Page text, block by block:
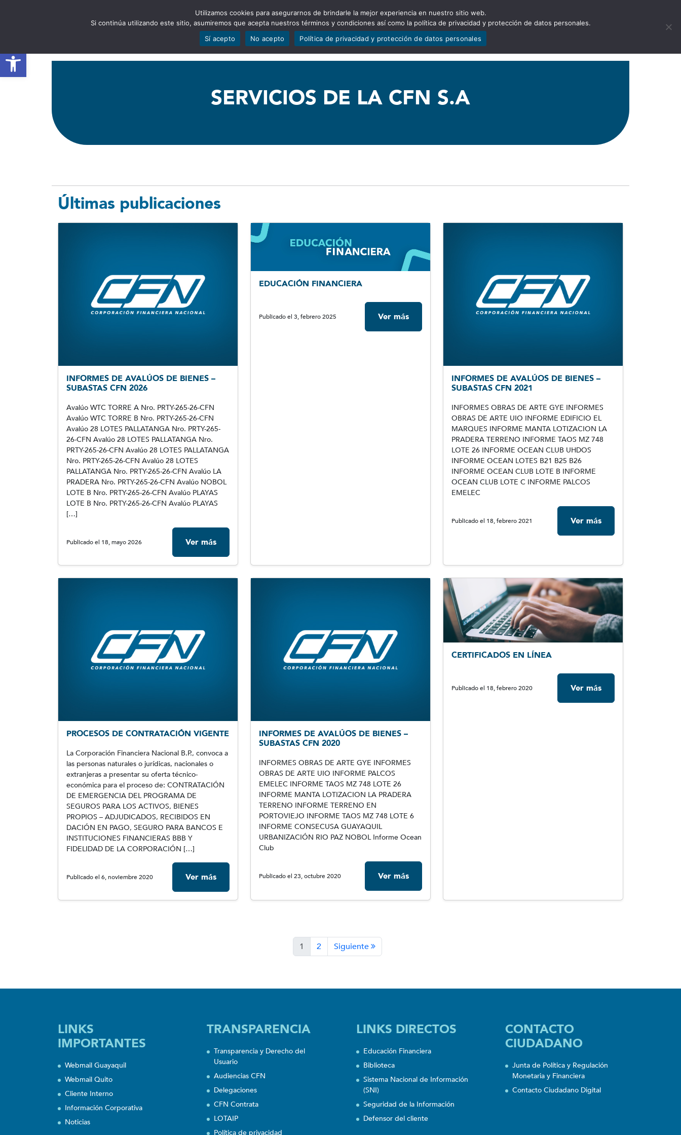
Abrir barra de herramientas
ESTADÍSTICAS PORTAFOLIO QUIÉNES SOMOS TRANSPARENCIA NOTICIAS CONTÁCTENOS
SERVICIOS DE LA CFN S.A
Últimas publicaciones
INFORMES DE AVALÚOS DE BIENES –
SUBASTAS CFN 2026
Avalúo WTC TORRE A Nro. PRTY-265-26-CFN
Avalúo WTC TORRE B Nro. PRTY-265-26-CFN
Avalúo 28 LOTES PALLATANGA Nro. PRTY-265-
26-CFN Avalúo 28 LOTES PALLATANGA Nro.
PRTY-265-26-CFN Avalúo 28 LOTES PALLATANGA
Nro. PRTY-265-26-CFN Avalúo 28 LOTES
PALLATANGA Nro. PRTY-265-26-CFN Avalúo LA
PRADERA Nro. PRTY-265-26-CFN Avalúo NOBOL
LOTE B Nro. PRTY-265-26-CFN Avalúo PLAYAS
LOTE B Nro. PRTY-265-26-CFN Avalúo PLAYAS
[…]
Publicado el 18, mayo 2026 Ver más
EDUCACIÓN FINANCIERA
Publicado el 3, febrero 2025 Ver más
INFORMES DE AVALÚOS DE BIENES –
SUBASTAS CFN 2021
INFORMES OBRAS DE ARTE GYE INFORMES
OBRAS DE ARTE UIO INFORME EDIFICIO EL
MARQUES INFORME MANTA LOTIZACION LA
PRADERA TERRENO INFORME TAOS MZ 748
LOTE 26 INFORME OCEAN CLUB UHDOS
INFORME OCEAN LOTES B21 B25 B26
INFORME OCEAN CLUB LOTE B INFORME
OCEAN CLUB LOTE C INFORME PALCOS
EMELEC
Publicado el 18, febrero 2021 Ver más
PROCESOS DE CONTRATACIÓN VIGENTE
La Corporación Financiera Nacional B.P., convoca a
las personas naturales o jurídicas, nacionales o
extranjeras a presentar su oferta técnico-
económica para el proceso de: CONTRATACIÓN
DE EMERGENCIA DEL PROGRAMA DE
SEGUROS PARA LOS ACTIVOS, BIENES
PROPIOS – ADJUDICADOS, RECIBIDOS EN
DACIÓN EN PAGO, SEGURO PARA BANCOS E
INSTITUCIONES FINANCIERAS BBB Y
FIDELIDAD DE LA CORPORACIÓN […]
Publicado el 6, noviembre 2020 Ver más
INFORMES DE AVALÚOS DE BIENES –
SUBASTAS CFN 2020
INFORMES OBRAS DE ARTE GYE INFORMES
OBRAS DE ARTE UIO INFORME PALCOS
EMELEC INFORME TAOS MZ 748 LOTE 26
INFORME MANTA LOTIZACION LA PRADERA
TERRENO INFORME TERRENO EN
PORTOVIEJO INFORME TAOS MZ 748 LOTE 6
INFORME CONSECUSA GUAYAQUIL
URBANIZACIÓN RIO PAZ NOBOL Informe Ocean
Club
Publicado el 23, octubre 2020 Ver más
CERTIFICADOS EN LÍNEA
Publicado el 18, febrero 2020 Ver más
1 2 Siguiente
LINKS
IMPORTANTES
Webmail Guayaquil
Webmail Quito
Cliente Interno
Información Corporativa
Noticias
TRANSPARENCIA
Transparencia y Derecho del
Usuario
Audiencias CFN
Delegaciones
CFN Contrata
LOTAIP
Política de privacidad
LINKS DIRECTOS
Educación Financiera
Biblioteca
Sistema Nacional de Información
(SNI)
Seguridad de la Información
Defensor del cliente
CONTACTO
CIUDADANO
Junta de Política y Regulación
Monetaria y Financiera
Contacto Ciudadano Digital
Utilizamos cookies para asegurarnos de brindarle la mejor experiencia en nuestro sitio web.
Si continúa utilizando este sitio, asumiremos que acepta nuestros términos y condiciones así como la política de privacidad y protección de datos personales.
Sí acepto
No acepto Política de privacidad y protección de datos personales